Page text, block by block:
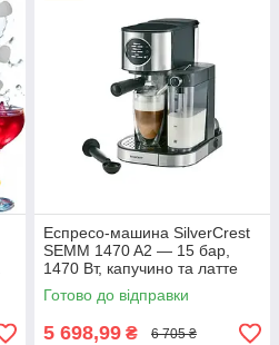
Еспресо-машина SilverCrest
SEMM 1470 A2 — 15 бар,
1470 Вт, капучино та латте
Готово до відправки
5 698,99 ₴ 6 705 ₴